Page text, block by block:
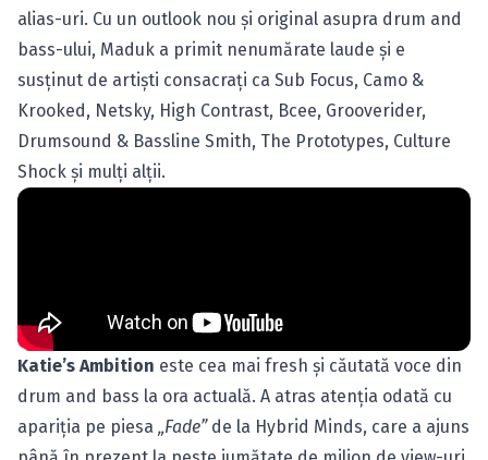
alias-uri. Cu un outlook nou şi original asupra drum and
bass-ului, Maduk a primit nenumărate laude şi e
susţinut de artişti consacraţi ca Sub Focus, Camo &
Krooked, Netsky, High Contrast, Bcee, Grooverider,
Drumsound & Bassline Smith, The Prototypes, Culture
Shock şi mulţi alţii.
Katie’s Ambition este cea mai fresh şi căutată voce din
drum and bass la ora actuală. A atras atenţia odată cu
apariţia pe piesa „Fade”de la Hybrid Minds, care a ajuns